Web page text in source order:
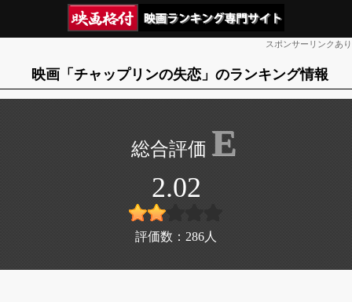
スポンサーリンクあり
映画「チャップリンの失恋」のランキング情報
E
2.02
評価数： 286 人